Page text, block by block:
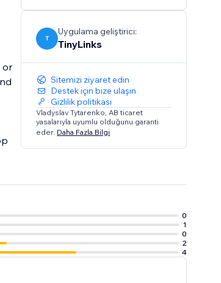
or
T
Uygulama geliştirici:
TinyLinks
Sitemizi ziyaret edin
Destek için bize ulaşın
Gizlilik politikası
Vladyslav Tytarenko, AB ticaret
yasalarıyla uyumlu olduğunu garanti
eder. Daha Fazla Bilgi
0
1
0
2
4